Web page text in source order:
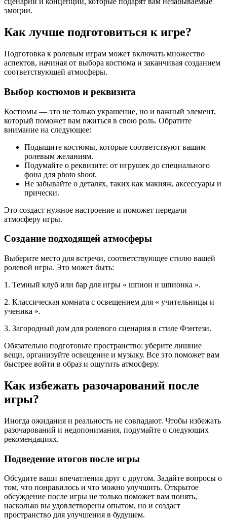
эмоции.
Как лучше подготовиться к игре?
Подготовка к ролевым играм может включать множество
аспектов, начиная от выбора костюма и заканчивая созданием
соответствующей атмосферы.
Выбор костюмов и реквизита
Костюмы — это не только украшение, но и важный элемент,
который поможет вам вжиться в свою роль. Обратите
внимание на следующее:
Подыщите костюмы, которые соответствуют вашим
ролевым желаниям.
Подумайте о реквизите: от игрушек до специального
фона для photo shoot.
Не забывайте о деталях, таких как макияж, аксессуары и
прически.
Это создаст нужное настроение и поможет передачи
атмосферу игры.
Создание подходящей атмосферы
Выберите место для встречи, соответствующее стилю вашей
ролевой игры. Это может быть:
1. Темный клуб или бар для игры « шпион и шпионка ».
2. Классическая комната с освещением для « учительницы и
ученика ».
3. Загородный дом для ролевого сценария в стиле Фэнтези.
Обязательно подготовьте пространство: уберите лишние
вещи, организуйте освещение и музыку. Все это поможет вам
быстрее войти в образ и ощутить атмосферу.
Как избежать разочарований после
игры?
Иногда ожидания и реальность не совпадают. Чтобы избежать
разочарований и недопонимания, подумайте о следующих
рекомендациях.
Подведение итогов после игры
Обсудите ваши впечатления друг с другом. Задайте вопросы о
том, что понравилось и что можно улучшить. Открытое
обсуждение после игры не только поможет вам понять,
насколько вы удовлетворены опытом, но и создаст
пространство для улучшения в будущем.